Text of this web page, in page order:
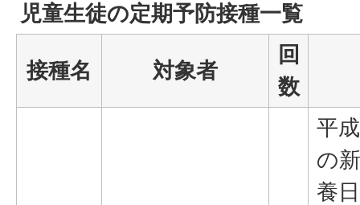
児童生徒の定期予防接種一覧
接種名 対象者
回
数
平
の
養